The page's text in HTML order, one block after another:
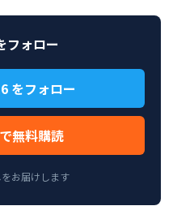
フォロー
をフォロー
無料購読
お届けします